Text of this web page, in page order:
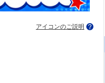
アイコンのご説明